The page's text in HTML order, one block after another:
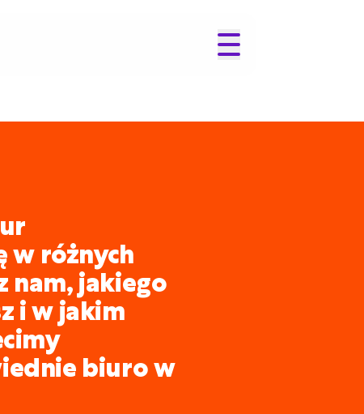
w różnych
nam, jakiego
i w jakim
biuro w